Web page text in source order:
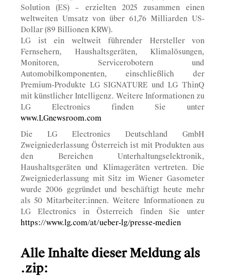
Solution (ES) – erzielten 2025 zusammen einen
weltweiten Umsatz von über 61,76 Milliarden US-
Dollar (89 Billionen KRW).
LG ist ein weltweit führender Hersteller von
Fernsehern, Haushaltsgeräten, Klimalösungen,
Monitoren, Servicerobotern und
Automobilkomponenten, einschließlich der
Premium-Produkte LG SIGNATURE und LG ThinQ
mit künstlicher Intelligenz. Weitere Informationen zu
LG Electronics finden Sie unter
www.LGnewsroom.com
Die LG Electronics Deutschland GmbH
Zweigniederlassung Österreich ist mit Produkten aus
den Bereichen Unterhaltungselektronik,
Haushaltsgeräten und Klimageräten vertreten. Die
Zweigniederlassung mit Sitz im Wiener Gasometer
wurde 2006 gegründet und beschäftigt heute mehr
als 50 Mitarbeiter:innen. Weitere Informationen zu
LG Electronics in Österreich finden Sie unter
https://www.lg.com/at/ueber-lg/presse-medien
Alle Inhalte dieser Meldung als
.zip: